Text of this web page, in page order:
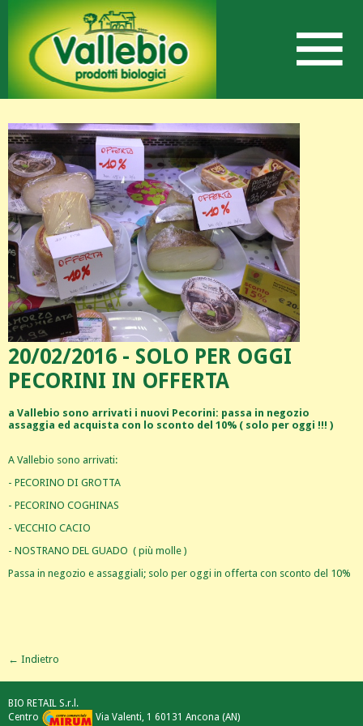
20/02/2016 - SOLO PER OGGI
PECORINI IN OFFERTA
a Vallebio sono arrivati i nuovi Pecorini: passa in negozio
assaggia ed acquista con lo sconto del 10% ( solo per oggi !!! )
A Vallebio sono arrivati:
- PECORINO DI GROTTA
- PECORINO COGHINAS
- VECCHIO CACIO
- NOSTRANO DEL GUADO ( più molle )
Passa in negozio e assaggiali; solo per oggi in offerta con sconto del 10%
← Indietro
BIO RETAIL S.r.l.
Centro
Via Valenti, 1 60131 Ancona (AN)